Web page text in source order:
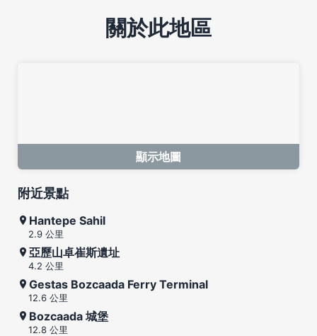
關於此地區
顯示地圖
附近景點
Hantepe Sahil
2.9 公里
亞歷山卓崔斯遺址
4.2 公里
Gestas Bozcaada Ferry Terminal
12.6 公里
Bozcaada 城堡
12.8 公里